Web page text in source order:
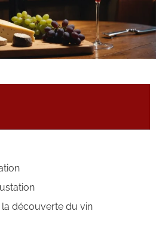
découverte du vin